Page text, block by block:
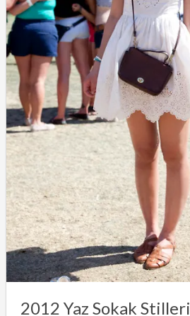
2012 Yaz Sokak Stilleri